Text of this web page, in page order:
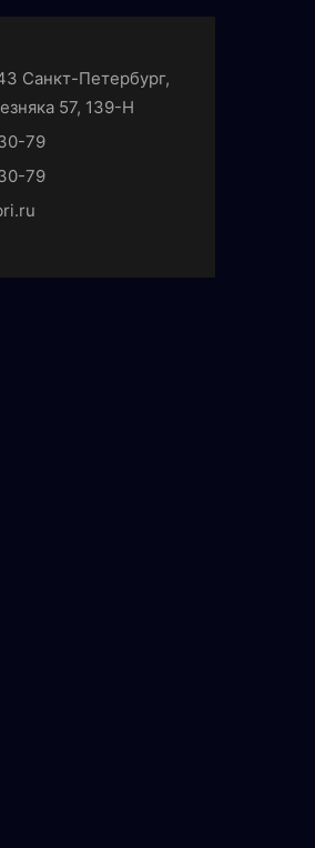
Санкт-Петербург,
57, 139-Н
79
79